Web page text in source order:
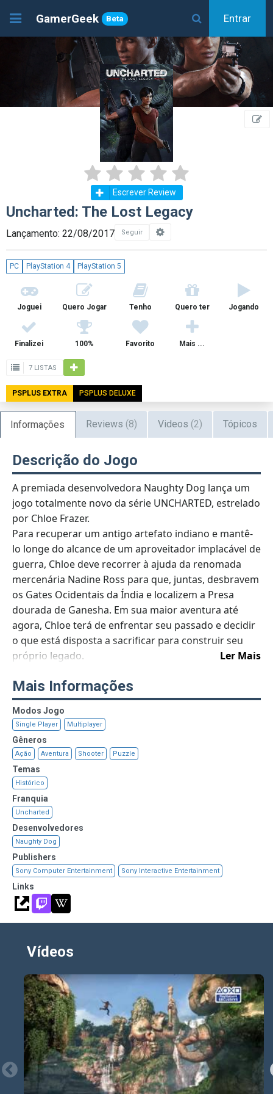
GamerGeek Beta Entrar
Escrever Review
Uncharted: The Lost Legacy
Lançamento: 22/08/2017 Seguir
PC PlayStation 4 PlayStation 5
Joguei Quero Jogar Tenho Quero ter Jogando
Finalizei 100% Favorito Mais ...
7 LISTAS
PSPLUS EXTRA PSPLUS DELUXE
Informações Reviews (8) Videos (2) Tópicos
Descrição do Jogo
Ler Mais
A premiada desenvolvedora Naughty Dog lança um
jogo totalmente novo da série UNCHARTED, estrelado
por Chloe Frazer.
Para recuperar um antigo artefato indiano e mantê-
lo longe do alcance de um aproveitador implacável de
guerra, Chloe deve recorrer à ajuda da renomada
mercenária Nadine Ross para que, juntas, desbravem
os Gates Ocidentais da Índia e localizem a Presa
dourada de Ganesha. Em sua maior aventura até
agora, Chloe terá de enfrentar seu passado e decidir
o que está disposta a sacrificar para construir seu
próprio legado.
Mais Informações
Modos Jogo
Single Player Multiplayer
Gêneros
Ação Aventura Shooter Puzzle
Temas
Histórico
Franquia
Uncharted
Desenvolvedores
Naughty Dog
Publishers
Sony Computer Entertainment Sony Interactive Entertainment
Links
Vídeos